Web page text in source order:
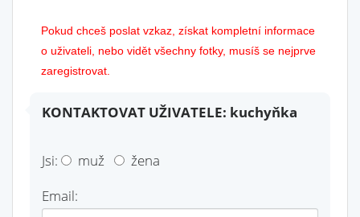
Pokud chceš poslat vzkaz, získat kompletní informace
o uživateli, nebo vidět všechny fotky, musíš se nejprve
zaregistrovat.
KONTAKTOVAT UŽIVATELE: kuchyňka
Jsi: muž
žena
Email: